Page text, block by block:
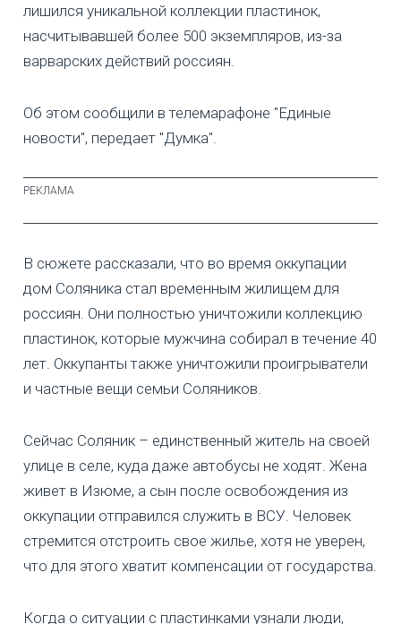
лишился уникальной коллекции пластинок,
насчитывавшей более 500 экземпляров, из-за
варварских действий россиян.
Об этом сообщили в телемарафоне "Единые
новости", передает "Думка".
В сюжете рассказали, что во время оккупации
дом Соляника стал временным жилищем для
россиян. Они полностью уничтожили коллекцию
пластинок, которые мужчина собирал в течение 40
лет. Оккупанты также уничтожили проигрыватели
и частные вещи семьи Соляников.
Сейчас Соляник – единственный житель на своей
улице в селе, куда даже автобусы не ходят. Жена
живет в Изюме, а сын после освобождения из
оккупации отправился служить в ВСУ. Человек
стремится отстроить свое жилье, хотя не уверен,
что для этого хватит компенсации от государства.
Когда о ситуации с пластинками узнали люди,